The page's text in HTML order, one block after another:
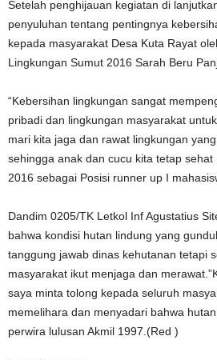
Setelah penghijauan kegiatan di
penyuluhan tentang pentingnya
kepada masyarakat Desa Kuta Rayat
Lingkungan Sumut 2016 Sarah Beru
“Kebersihan lingkungan sangat
pribadi dan lingkungan masyarakat
mari kita jaga dan rawat lingkungan
sehingga anak dan cucu kita tetap sehat
2016 sebagai Posisi runner up I
Dandim 0205/TK Letkol Inf Agustatius
bahwa kondisi hutan lindung yang
tanggung jawab dinas kehutanan tetapi
masyarakat ikut menjaga dan
saya minta tolong kepada seluruh
memelihara dan menyadari bahwa
perwira lulusan Akmil 1997.(Red )